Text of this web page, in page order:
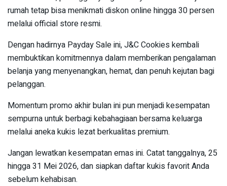
rumah tetap bisa menikmati diskon online hingga 30 persen
melalui official store resmi.
Dengan hadirnya Payday Sale ini, J&C Cookies kembali
membuktikan komitmennya dalam memberikan pengalaman
belanja yang menyenangkan, hemat, dan penuh kejutan bagi
pelanggan.
Momentum promo akhir bulan ini pun menjadi kesempatan
sempurna untuk berbagi kebahagiaan bersama keluarga
melalui aneka kukis lezat berkualitas premium.
Jangan lewatkan kesempatan emas ini. Catat tanggalnya, 25
hingga 31 Mei 2026, dan siapkan daftar kukis favorit Anda
sebelum kehabisan.